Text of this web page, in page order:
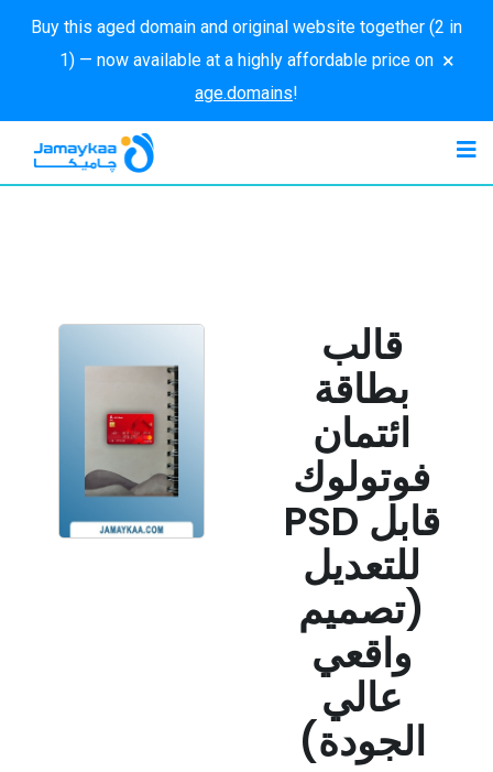
Buy this aged domain and original website together (2 in
1) — now available at a highly affordable price on
age.domains!
×
قالب
بطاقة
ائتمان
فوتولوك
PSD قابل
للتعديل
(تصميم
واقعي
عالي
الجودة)